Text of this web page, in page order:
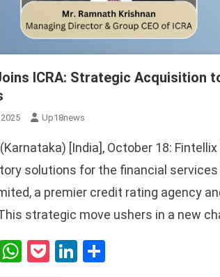
ICRA: Strategic Acquisition
Up18news
[India], October 18:
solutions for the financial
a premier credit rating agency
strategic move ushers in a new
Twitter
WhatsApp
PocketLinkedIn